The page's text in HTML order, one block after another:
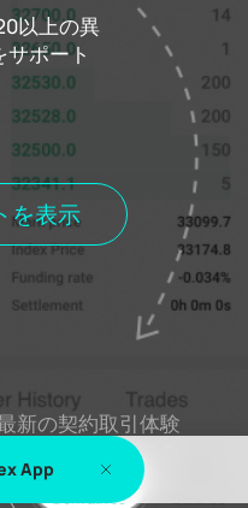
コストファンドコスト
0.000%
距離料金の和解
00h00m00s
員会 歴史委員会 歴史的取
します ログイン 登録
以上の異
ポート
を表示
新の契約取引体験
を感じるにはここを
リックしてくださ
App